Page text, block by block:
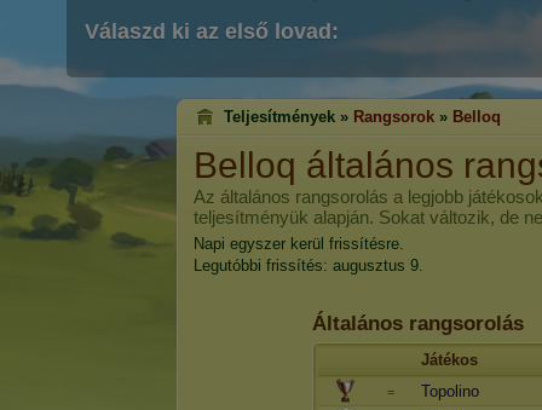
Válaszd ki az első lovad:
Teljesítmények » Rangsorok » Belloq
Belloq általános
Az általános rangsorolás a legjobb
teljesítményük alapján. Sokat változik, de
Napi egyszer kerül frissítésre.
Legutóbbi frissítés: augusztus 9.
Általános rangsorolás
Játékos
=
Topolino